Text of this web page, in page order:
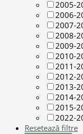
2005-
2006-
2007-
2008-
2009-
2010-
2011-
2012-
2013-
2014-
2015-
2022-
Resetează filtre